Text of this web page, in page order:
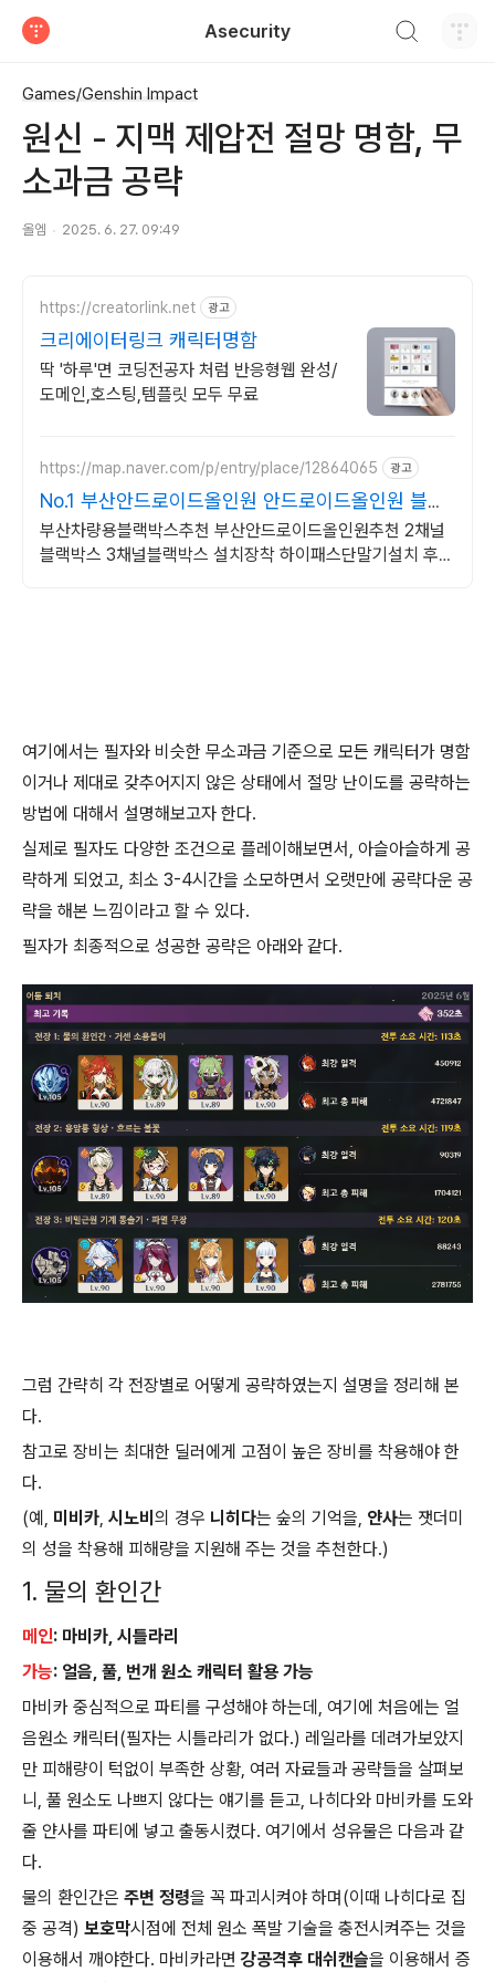
Asecurity
Games/Genshin Impact
원신 - 지맥 제압전 절망 명함, 무
소과금 공략
올엠 2025. 6. 27. 09:49
https://creatorlink.net 광고
크리에이터링크 캐릭터명함
딱 '하루'면 코딩전공자 처럼 반응형웹 완성/
도메인,호스팅,템플릿 모두 무료
https://map.naver.com/p/entry/place/12864065 광고
No.1 부산안드로이드올인원 안드로이드올인원 블랙
박스전문
부산차량용블랙박스추천 부산안드로이드올인원추천 2채널
블랙박스 3채널블랙박스 설치장착 하이패스단말기설치 후방
여기에서는 필자와 비슷한 무소과금 기준으로 모든 캐릭터가 명함
이거나 제대로 갖추어지지 않은 상태에서 절망 난이도를 공략하는
방법에 대해서 설명해보고자 한다.
실제로 필자도 다양한 조건으로 플레이해보면서, 아슬아슬하게 공
략하게 되었고, 최소 3-4시간을 소모하면서 오랫만에 공략다운 공
략을 해본 느낌이라고 할 수 있다.
필자가 최종적으로 성공한 공략은 아래와 같다.
그럼 간략히 각 전장별로 어떻게 공략하였는지 설명을 정리해 본
다.
참고로 장비는 최대한 딜러에게 고점이 높은 장비를 착용해야 한
다.
(예, 미비카, 시노비 의 경우 니히다는 숲의 기억을, 얀사는 잿더미
의 성을 착용해 피해량을 지원해 주는 것을 추천한다.)
1. 물의 환인간
메인: 마비카, 시틀라리
가능: 얼음, 풀, 번개 원소 캐릭터 활용 가능
마비카 중심적으로 파티를 구성해야 하는데, 여기에 처음에는 얼
음원소 캐릭터(필자는 시틀라리가 없다.) 레일라를 데려가보았지
만 피해량이 턱없이 부족한 상황, 여러 자료들과 공략들을 살펴보
니, 풀 원소도 나쁘지 않다는 얘기를 듣고, 나히다와 마비카를 도와
줄 얀사를 파티에 넣고 출동시켰다. 여기에서 성유물은 다음과 같
다.
물의 환인간은 주변 정령을 꼭 파괴시켜야 하며(이때 나히다로 집
중 공격) 보호막시점에 전체 원소 폭발 기술을 충전시켜주는 것을
이용해서 깨야한다. 마비카라면 강공격후 대쉬캔슬을 이용해서 증